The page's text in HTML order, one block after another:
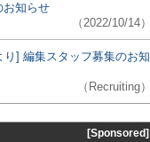
お知らせ
（2022/10/14）
り] 編集スタッフ募集のお知
（Recruiting）
[Sponsored]